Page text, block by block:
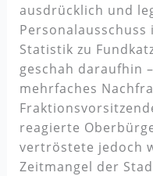
ausdrücklich und
Personalausschuss
Statistik zu
geschah daraufhin
mehrfaches
reagierte
vertröstete jedoch
Zeitmangel der